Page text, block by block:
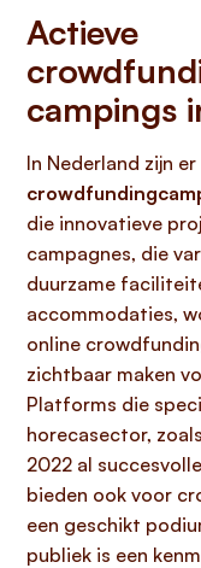
Actieve
campings
In Nederland zijn
die innovatieve
campagnes, die
duurzame
accommodaties,
online
zichtbaar maken
Platforms die
horecasector,
2022 al
bieden ook voor
een geschikt
publiek is een